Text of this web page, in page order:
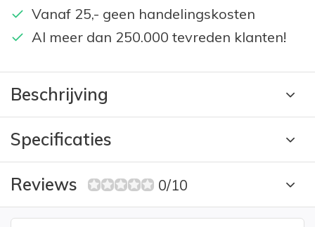
Vanaf 25,- geen handelingskosten
Al meer dan 250.000 tevreden klanten!
Beschrijving
Specificaties
Reviews 0/10